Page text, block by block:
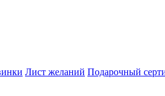
Лист желаний Подарочный